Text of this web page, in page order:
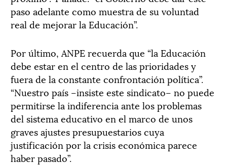
paso adelante como muestra de su voluntad
real de mejorar la Educación”.
Por último, ANPE recuerda que “la Educación
debe estar en el centro de las prioridades y
fuera de la constante confrontación política”.
“Nuestro país –insiste este sindicato– no puede
permitirse la indiferencia ante los problemas
del sistema educativo en el marco de unos
graves ajustes presupuestarios cuya
justificación por la crisis económica parece
haber pasado”.